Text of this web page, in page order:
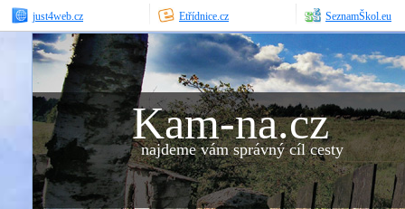
just4web.cz Etřídnice.cz SeznamŠkol.eu
Kam-na.cz
najdeme vám správný cíl cesty